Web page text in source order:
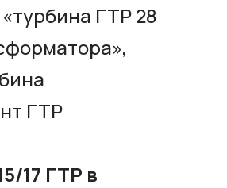
ГТР 28
ГТР
17 ГТР в